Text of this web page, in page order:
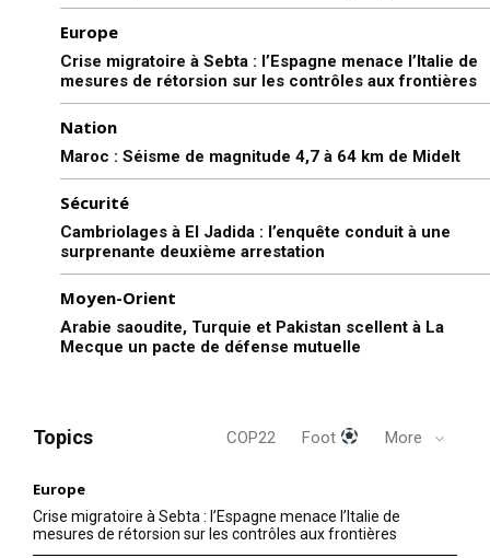
Europe
Crise migratoire à Sebta : l’Espagne menace l’Italie de
mesures de rétorsion sur les contrôles aux frontières
Nation
Maroc : Séisme de magnitude 4,7 à 64 km de Midelt
Sécurité
Cambriolages à El Jadida : l’enquête conduit à une
surprenante deuxième arrestation
Moyen-Orient
Arabie saoudite, Turquie et Pakistan scellent à La
Mecque un pacte de défense mutuelle
Topics COP22 Foot More
Europe
Crise migratoire à Sebta : l’Espagne menace l’Italie de
mesures de rétorsion sur les contrôles aux frontières